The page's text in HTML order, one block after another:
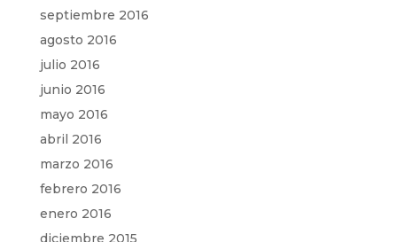
septiembre 2016
agosto 2016
julio 2016
junio 2016
mayo 2016
abril 2016
marzo 2016
febrero 2016
enero 2016
diciembre 2015